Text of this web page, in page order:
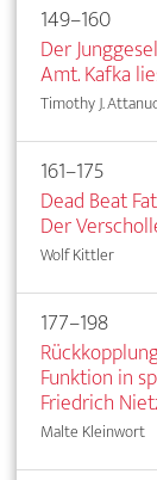
149–160
Der
Amt. Kafka
Timothy J.
161–175
Dead Beat
Der
Wolf Kittler
177–198
Funktion in
Friedrich
Malte Kleinwort